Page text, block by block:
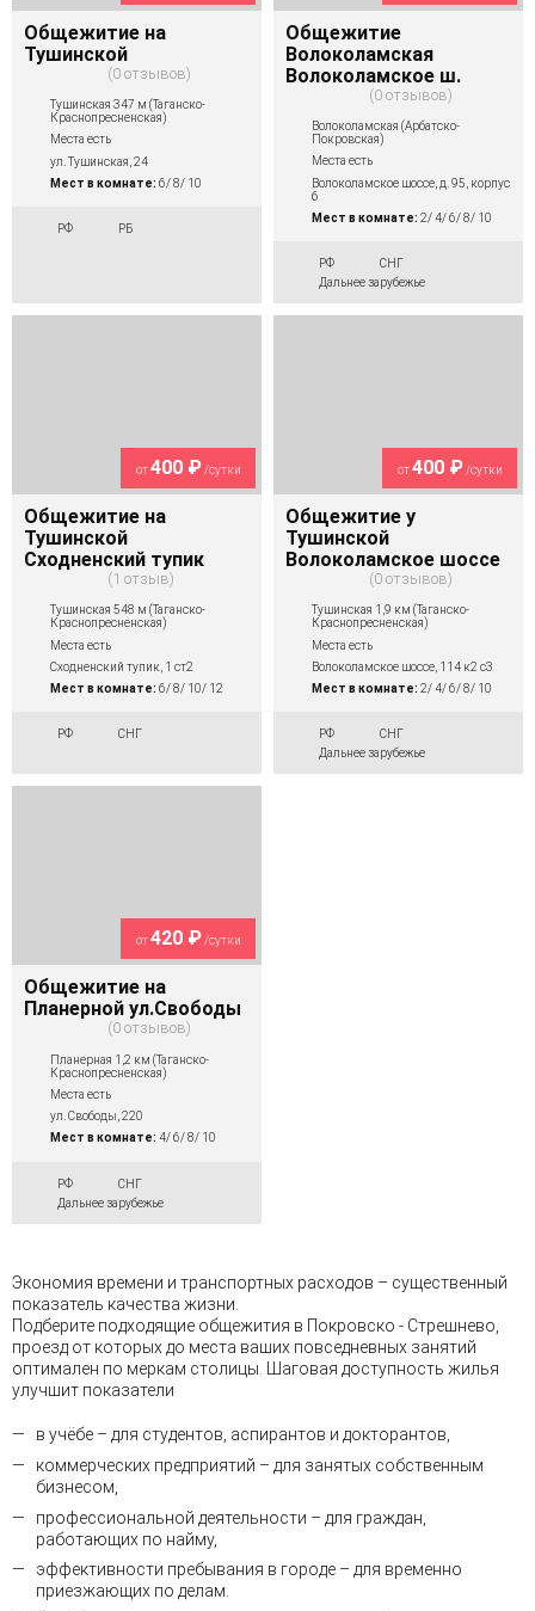
Общежитие на
Тушинской
0 отзывов
Тушинская 347 м (Таганско-
Краснопресненская)
Места есть
ул. Тушинская, 24
Мест в комнате: 6/ 8/ 10
РФ РБ
Общежитие
Волоколамская
Волоколамское ш.
0 отзывов
Волоколамская (Арбатско-
Покровская)
Места есть
Волоколамское шоссе, д. 95, корпус
6
Мест в комнате: 2/ 4/ 6/ 8/ 10
РФ
СНГ
Дальнее зарубежье
от400 ₽/сутки
Общежитие на
Тушинской
Сходненский тупик
1 отзыв
Тушинская 548 м (Таганско-
Краснопресненская)
Места есть
Сходненский тупик, 1 ст2
Мест в комнате: 6/ 8/ 10/ 12
РФ СНГ
от400 ₽/сутки
Общежитие у
Тушинской
Волоколамское шоссе
0 отзывов
Тушинская 1,9 км (Таганско-
Краснопресненская)
Места есть
Волоколамское шоссе, 114 к2 с3
Мест в комнате: 2/ 4/ 6/ 8/ 10
РФ
СНГ
Дальнее зарубежье
от420 ₽ /сутки
Общежитие на
Планерной ул.Свободы
0 отзывов
Планерная 1,2 км (Таганско-
Краснопресненская)
Места есть
ул. Свободы, 220
Мест в комнате: 4/ 6/ 8/ 10
РФ
СНГ
Дальнее зарубежье
Экономия времени и транспортных расходов – существенный
показатель качества жизни.
Подберите подходящие общежития в Покровско - Стрешнево,
проезд от которых до места ваших повседневных занятий
оптимален по меркам столицы. Шаговая доступность жилья
улучшит показатели
в учёбе – для студентов, аспирантов и докторантов,
коммерческих предприятий – для занятых собственным
бизнесом,
профессиональной деятельности – для граждан,
работающих по найму,
эффективности пребывания в городе – для временно
приезжающих по делам.